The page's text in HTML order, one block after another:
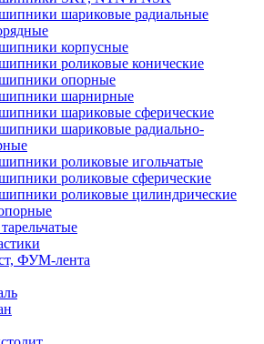
шариковые радиальные
корпусные
роликовые конические
опорные
шарнирные
шариковые сферические
шариковые радиально-
роликовые игольчатые
роликовые сферические
роликовые цилиндрические
ФУМ-лента